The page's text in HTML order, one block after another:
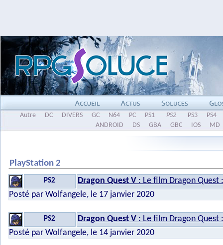
Autre DC DIVERS GC N64 PC PS1 PS2 PS3
PS4
ANDROID
DS GBA GBC IOS MD
PlayStation 2
PS2 Dragon Quest V : Le film Dragon Quest
Posté par Wolfangele, le 17 janvier 2020
PS2 Dragon Quest V : Le film Dragon Quest
Posté par Wolfangele, le 14 janvier 2020